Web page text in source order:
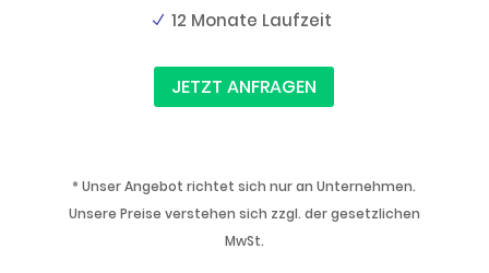
12 Monate Laufzeit
JETZT ANFRAGEN
* Unser Angebot richtet sich nur an Unternehmen.
Unsere Preise verstehen sich zzgl. der gesetzlichen
MwSt.